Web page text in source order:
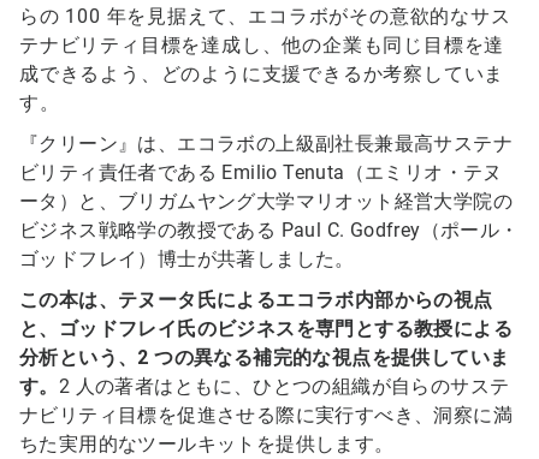
らの 100 年を見据えて、エコラボがその意欲的なサス
テナビリティ目標を達成し、他の企業も同じ目標を達
成できるよう、どのように支援できるか考察していま
す。
『クリーン』は、エコラボの上級副社長兼最高サステナ
ビリティ責任者である Emilio Tenuta（エミリオ・テヌ
ータ）と、ブリガムヤング大学マリオット経営大学院の
ビジネス戦略学の教授である Paul C. Godfrey（ポール・
ゴッドフレイ）博士が共著しました。
この本は、テヌータ氏によるエコラボ内部からの視点
と、ゴッドフレイ氏のビジネスを専門とする教授による
分析という、2 つの異なる補完的な視点を提供していま
す。 2 人の著者はともに、ひとつの組織が自らのサステ
ナビリティ目標を促進させる際に実行すべき、洞察に満
ちた実用的なツールキットを提供します。